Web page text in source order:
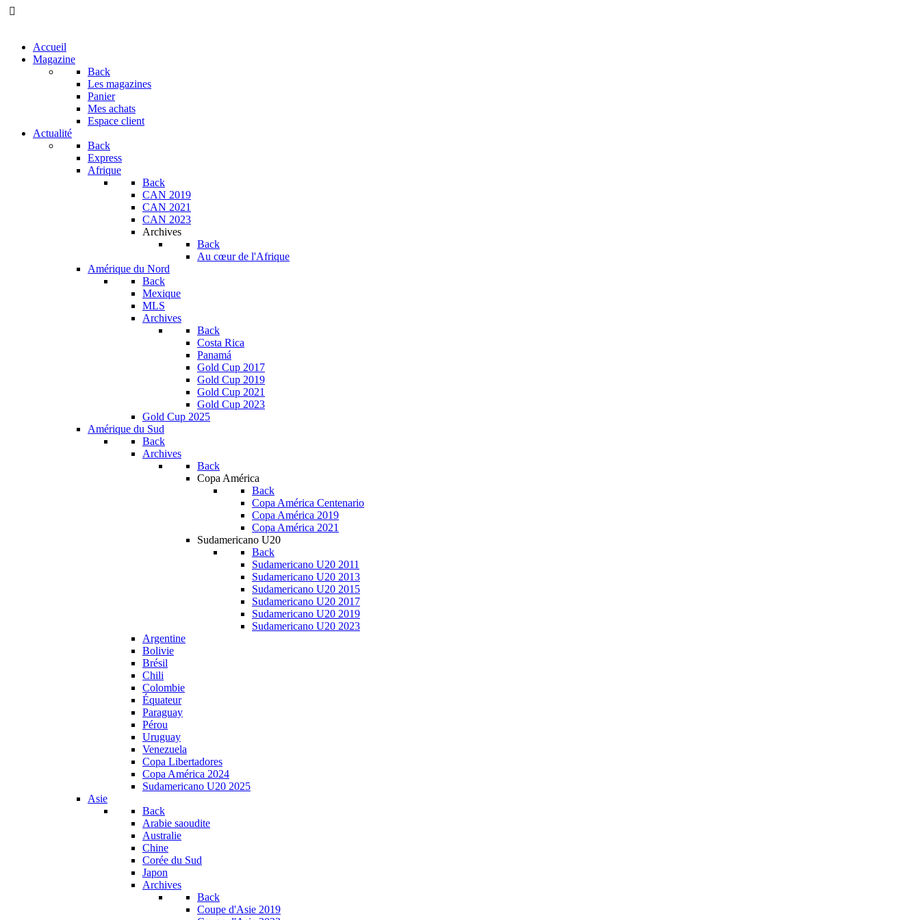
Accueil
Magazine
Back
Les magazines
Panier
Mes achats
Espace client
Actualité
Back
Express
Afrique
Back
CAN 2019
CAN 2021
CAN 2023
Archives
Back
Au cœur de l'Afrique
Amérique du Nord
Back
Mexique
MLS
Archives
Back
Costa Rica
Panamá
Gold Cup 2017
Gold Cup 2019
Gold Cup 2021
Gold Cup 2023
Gold Cup 2025
Amérique du Sud
Back
Archives
Back
Copa América
Back
Copa América Centenario
Copa América 2019
Copa América 2021
Sudamericano U20
Back
Sudamericano U20 2011
Sudamericano U20 2013
Sudamericano U20 2015
Sudamericano U20 2017
Sudamericano U20 2019
Sudamericano U20 2023
Argentine
Bolivie
Brésil
Chili
Colombie
Équateur
Paraguay
Pérou
Uruguay
Venezuela
Copa Libertadores
Copa América 2024
Sudamericano U20 2025
Asie
Back
Arabie saoudite
Australie
Chine
Corée du Sud
Japon
Archives
Back
Coupe d'Asie 2019